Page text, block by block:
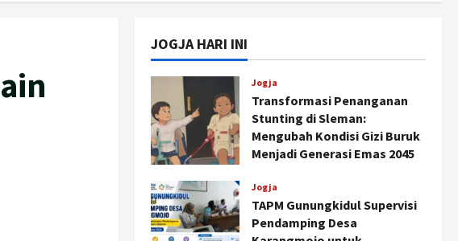
JOGJA HARI INI
Jogja
Transformasi Penanganan
Stunting di Sleman:
Mengubah Kondisi Gizi Buruk
Menjadi Generasi Emas 2045
Jogja
TAPM Gunungkidul Supervisi
Pendamping Desa